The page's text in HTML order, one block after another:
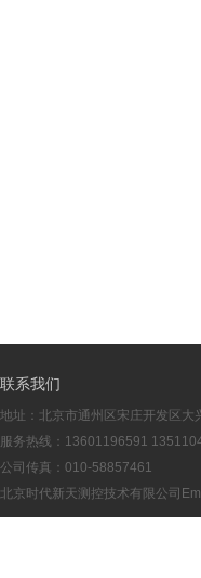
联系我们
地址：北京市通州区宋庄开发区大
服务热线：13601196591
公司传真：010-58857461
北京时代新天测控技术有限公司